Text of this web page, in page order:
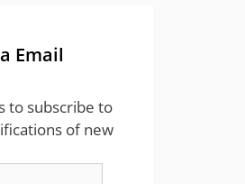
Email
to subscribe to
of new